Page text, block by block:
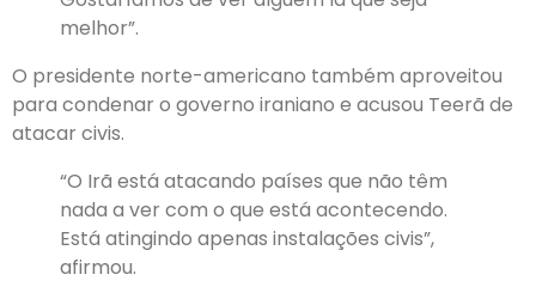
melhor”.
O presidente norte-americano também aproveitou
para condenar o governo iraniano e acusou Teerã de
atacar civis.
“O Irã está atacando países que não têm
nada a ver com o que está acontecendo.
Está atingindo apenas instalações civis”,
afirmou.